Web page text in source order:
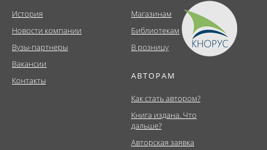
История
Новости компании
Вузы-партнеры
Вакансии
Контакты
Магазинам
Библиотекам
В розницу
АВТОРАМ
Как стать автором?
Книга издана. Что
дальше?
Авторская заявка